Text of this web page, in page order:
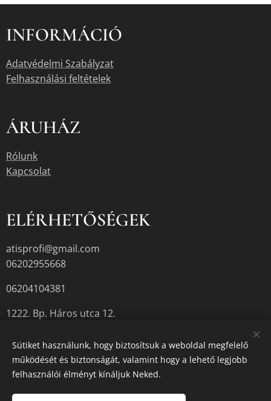
INFORMÁCIÓ
Adatvédelmi Szabályzat
Felhasználási feltételek
ÁRUHÁZ
Rólunk
Kapcsolat
ELÉRHETŐSÉGEK
atisprofi@gmail.com
06202955668
06204104381
1222. Bp. Háros utca 12.
A termékek aktuális készletéről érdeklődjön az üzletben, vagy a
megadott elérhetőségek egyikén.
Sütiket használunk, hogy biztosítsuk a weboldal megfelelő
működését és biztonságát, valamint hogy a lehető legjobb
felhasználói élményt kínáljuk Neked.